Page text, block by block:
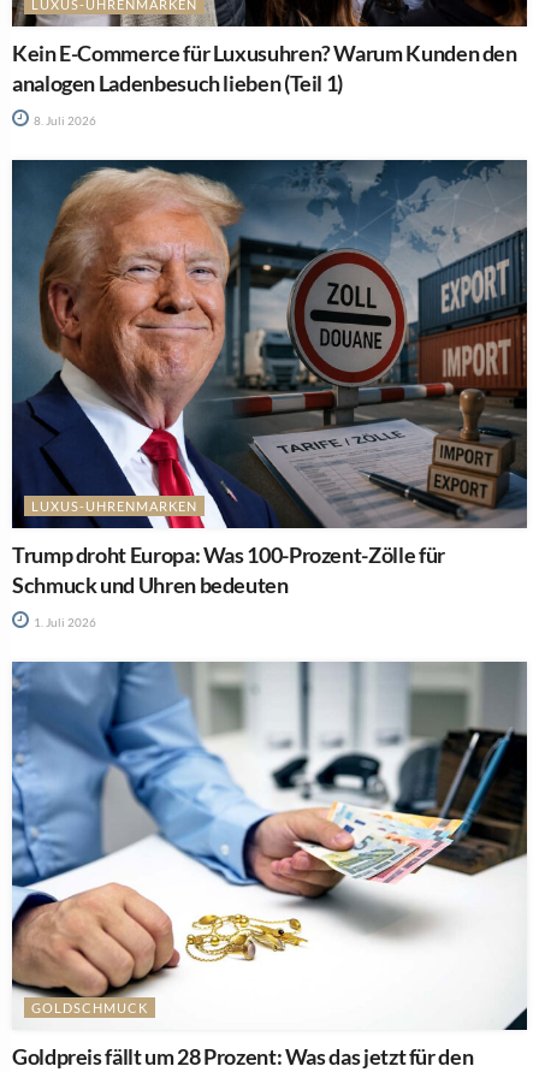
LUXUS-UHRENMARKEN
Kein E-Commerce für Luxusuhren? Warum Kunden den
analogen Ladenbesuch lieben (Teil 1)
8. Juli 2026
LUXUS-UHRENMARKEN
Trump droht Europa: Was 100-Prozent-Zölle für
Schmuck und Uhren bedeuten
1. Juli 2026
GOLDSCHMUCK
Goldpreis fällt um 28 Prozent: Was das jetzt für den